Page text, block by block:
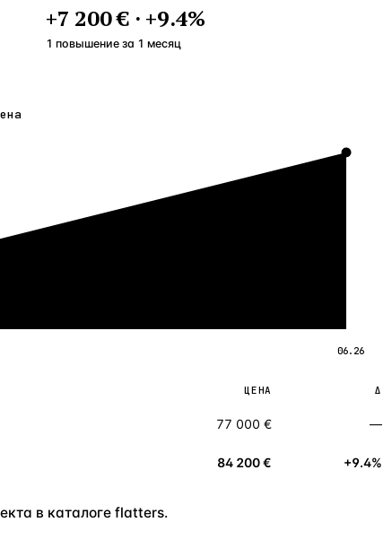
+7 200 € · +9.4%
1 повышение за 1 месяц
06.26
ЦЕНА Δ
77 000 € —
84 200 € +9.4%
в каталоге flatters.